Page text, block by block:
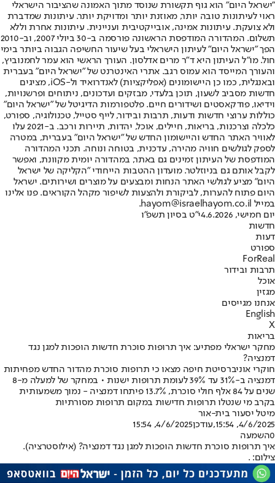
"ישראל היום" הוא גוף תקשורת שנוסד מתוך האמונה שהציבור הישראלי
ראוי לעיתונות טובה יותר, מאוזנת יותר ומדויקת יותר. עיתונות שמדברת
ולא צועקת. עיתונות אמינה, אובייקטיבית ועניינית. עיתונות אחרת וללא
תשלום. המהדורה המודפסת הראשונה פורסמה ב-30 ביולי 2007, וב-2010
הפך "ישראל היום" לעיתון הישראלי בעל שיעור החשיפה הגבוה ביותר בימי
חול. מו"ל העיתון היא ד"ר מרים אדלסון. העורך הראשי הוא עמר לחמנוביץ,
והעורך המייסד הוא עמוס רגב. אתרי האינטרנט של "ישראל היום" בעברית
ובאנגלית, כמו כן היישומונים (אפליקציות) לאנדרואיד ול-iOS, מציגים
חדשות מסביב לשעון, תוכן בלעדי, מבזקים ועדכונים, ניתוחים ופרשנויות,
וידיאו, פודקאסטים ושידורים חיים. פלטפורמות הדיגיטל של "ישראל היום"
כוללות ערוצי חדשות ודעות, תרבות ובידור, לייף סטייל, טכנולוגיה, ספורט,
כלכלה וצרכנות, בריאות, חיילים, אוכל, יהדות, תיירות ורכב. ב-2021 עלו
לאוויר האתר החדש והיישומון החדש של "ישראל היום" בעברית, במטרה
לספק לגולשים חוויה מהירה, עדכנית, בטוחה ונוחה. תכני המהדורה
המודפסת של העיתון זמינים גם באתר, במהדורה יומית מקוונת, ואפשר
לקבל אותם גם בניוזלטר. מועדון ההטבות הייחודי "הקליקה של ישראל
היום" מציע לגולשי האתר הנחות ומבצעים על מוצרים ושירותים. ישראל
היום פתוח להערות, לביקורת ולהצעות לשיפור מקהל הקוראים. פנו אלינו
במייל hayom@israelhayom.co.il.
יום חמישי, 4.6.2026
י"ט בסיון תשפ"ו
חדשות
דעות
ספורט
ForReal
תרבות ובידור
אוכל
מגזין
אנחנו מגייסים
English
X
בריאות
מחקר ישראלי מפתיע: איך תרופות סוכרת חדשות הופכות למגן נגד
דמנציה?
חוקרי אוניברסיטת חיפה מצאו כי תרופות סוכרת מהדור החדש מפחיתות
דמנציה ב-31% עד 39% לעומת תרופות ישנות • במחקר של למעלה מ-8
שנים על 84 אלף חולי סוכרת, 13.7% פיתחו דמנציה - נמוך משמעותית
בקרב מי שנטלו תרופות חדישות במקום תרופות מסורתיות
מיטל יסעור בית-אור
4/6/2025, 15:54
,עודכן4/6/2025, 15:54
0השמעה
איך תרופות סוכרת חדשות הופכות למגן נגד דמנציה? (אילוסטרציה).
צילום: .